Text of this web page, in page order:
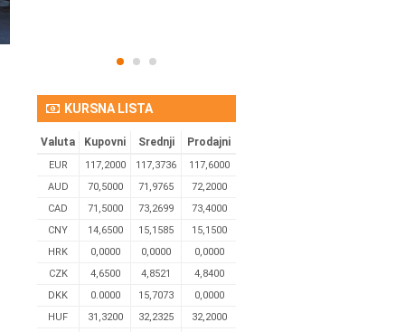
KURSNA LISTA
Valuta Kupovni Srednji Prodajni
EUR 117,2000 117,3736
117,6000
AUD
70,5000 71,9765
72,2000
CAD
71,5000 73,2699
73,4000
CNY
14,6500 15,1585
15,1500
HRK
0,0000 0,0000
0,0000
CZK
4,6500 4,8521
4,8400
DKK
0.0000 15,7073
0,0000
HUF
31,3200 32,2325
32,2000